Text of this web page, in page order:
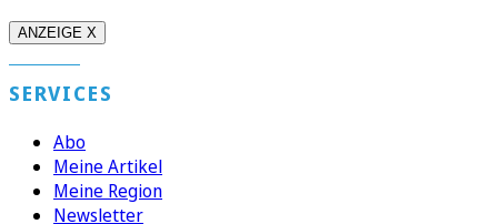
ANZEIGE X
SERVICES
Abo
Meine Artikel
Meine Region
Newsletter